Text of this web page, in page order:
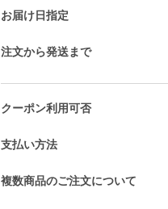
お届け日指定
注文から発送まで
クーポン利用可否
支払い方法
複数商品のご注文について